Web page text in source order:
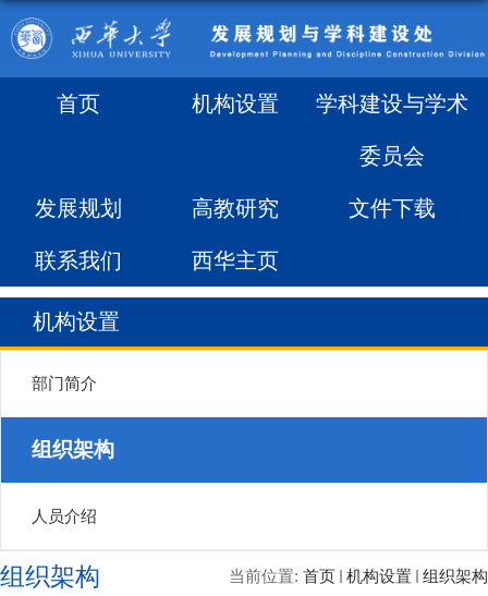
首页 机构设置 学科建设与学术
委员会
发展规划 高教研究 文件下载
联系我们 西华主页
机构设置
部门简介
组织架构
人员介绍
当前位置: 首页 机构设置 组织架构
组织架构